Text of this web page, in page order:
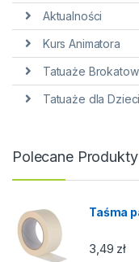
Aktualności
Kurs Animatora
Tatuaże
Tatuaże dla Dzieci
Polecane Produkty
Taśma
3,49 zł